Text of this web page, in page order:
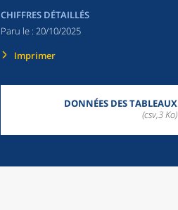
CHIFFRES DÉTAILLÉS
Paru le : 20/10/2025
Imprimer
DONNÉES DES TABLEAUX
(csv,3 Ko)